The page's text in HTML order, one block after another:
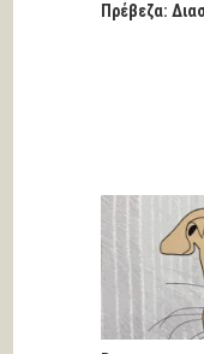
Πρέβεζα: